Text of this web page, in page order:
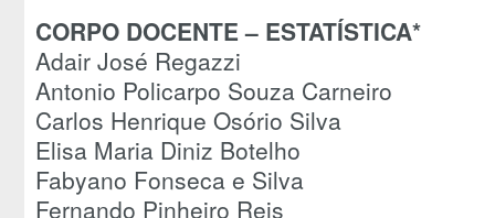
CORPO DOCENTE – ESTATÍSTICA*
Adair José Regazzi
Antonio Policarpo Souza Carneiro
Carlos Henrique Osório Silva
Elisa Maria Diniz Botelho
Fabyano Fonseca e Silva
Fernando Pinheiro Reis